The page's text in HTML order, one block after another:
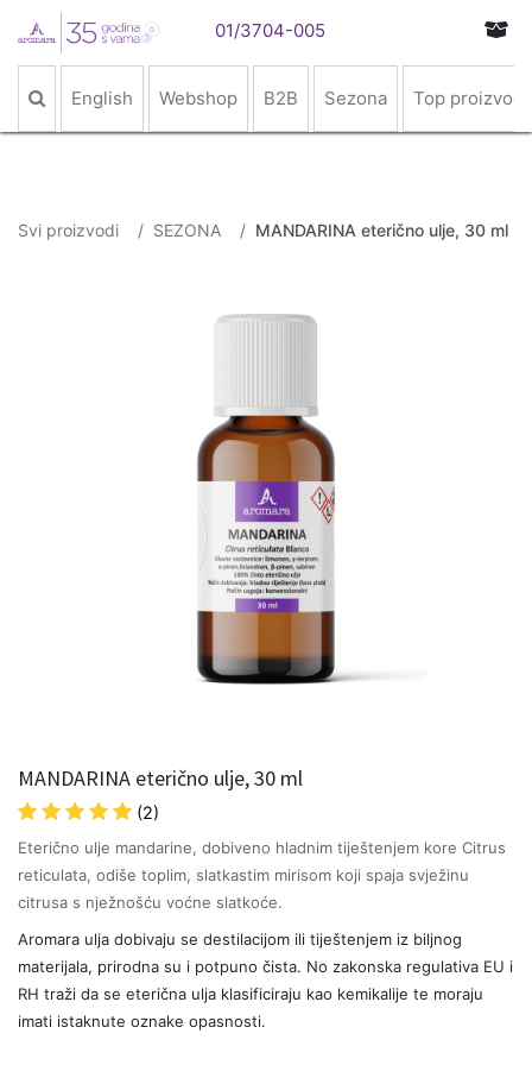
01/3704-005
English Webshop B2B Sezona Top proizvodi
Svi proizvodi SEZONA MANDARINA eterično ulje, 30 ml
MANDARINA eterično ulje, 30 ml
(2)
Eterično ulje mandarine, dobiveno hladnim tiještenjem kore Citrus
reticulata, odiše toplim, slatkastim mirisom koji spaja svježinu
citrusa s nježnošću voćne slatkoće.
Aromara ulja dobivaju se destilacijom ili tiještenjem iz biljnog
materijala, prirodna su i potpuno čista. No zakonska regulativa EU i
RH traži da se eterična ulja klasificiraju kao kemikalije te moraju
imati istaknute oznake opasnosti.